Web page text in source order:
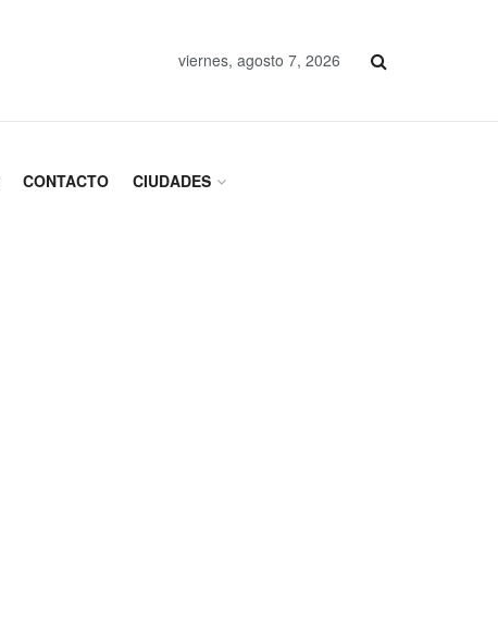
viernes, agosto 7, 2026
CONTACTO CIUDADES